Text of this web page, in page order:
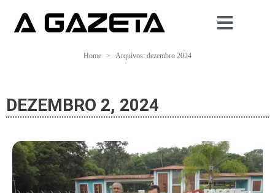
Home Arquivos: dezembro 2024
DEZEMBRO 2, 2024